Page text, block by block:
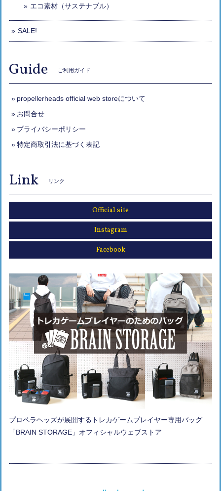
エコ素材（サステナブル）
SALE!
Guide ご利用ガイド
propellerheads official web storeについて
お問合せ
プライバシーポリシー
特定商取引法に基づく表記
Link リンク
Official site
Instagram
Facebook
プロペラヘッズが展開するトレカゲームプレイヤー専用バッグ
「BRAIN STORAGE」オフィシャルウェブストア